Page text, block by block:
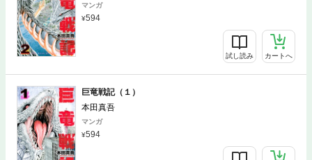
マンガ
594
試し読み カートへ
巨竜戦記（１）
本田真吾
マンガ
594